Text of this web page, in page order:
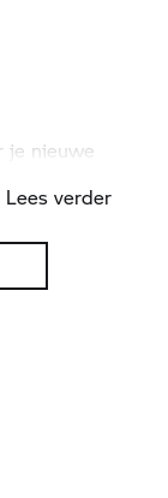
je nieuwe
Lees verder